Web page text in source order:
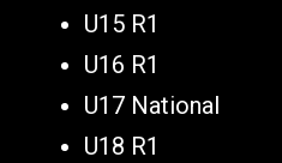
U15 R1
U16 R1
U17 National
U18 R1